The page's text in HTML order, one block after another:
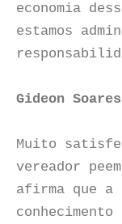
economia
estamos
Gideon Soares
Muito
vereador
afirma que a
conhecimento